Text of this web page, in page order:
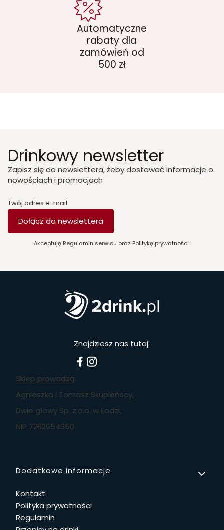
Automatyczne
rabaty dla
zamówień od
500 zł
Drinkowy newsletter
Zapisz się do newslettera, żeby dostawać informacje o
nowościach i promocjach
Twój adres e-mail
Dołącz do newslettera
Akceptuję Regulamin serwisu oraz Politykę prywatności.
Znajdziesz nas tutaj:
Sklep prowadzą
Agnieszka i Tomasz Skupieńscy,
Dwie głowy Sp. z.o.o. w Łodzi,
NIP 7262654350
Linki w stopce
Dodatkowe informacje
Kontakt
Polityka prywatności
Regulamin